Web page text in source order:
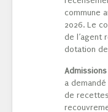
commune
2026. Le
de l’agent
dotation de
a
de